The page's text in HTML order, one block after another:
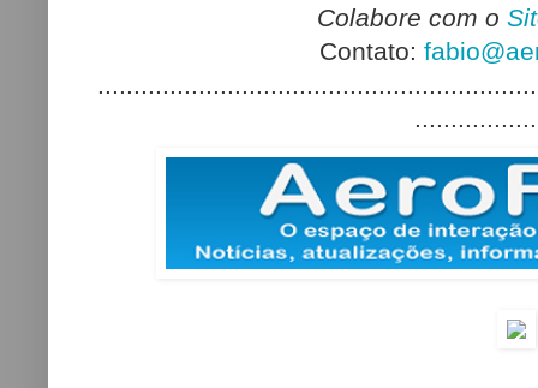
Colabore com o
Contato: